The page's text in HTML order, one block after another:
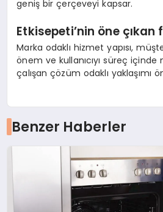
geniş bir çerçeveyi kapsar.
Etkisepeti’nin öne çıkan
Marka odaklı hizmet yapısı,
önem ve kullanıcıyı süreç
çalışan çözüm odaklı yaklaşımı
Benzer Haberler